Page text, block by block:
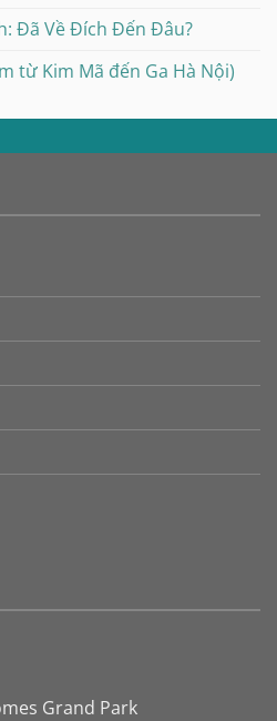
Đã Về Đích Đến Đâu?
từ Kim Mã đến Ga Hà Nội)
Grand Park